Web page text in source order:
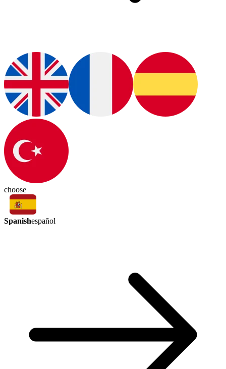
choose
Spanishespañol